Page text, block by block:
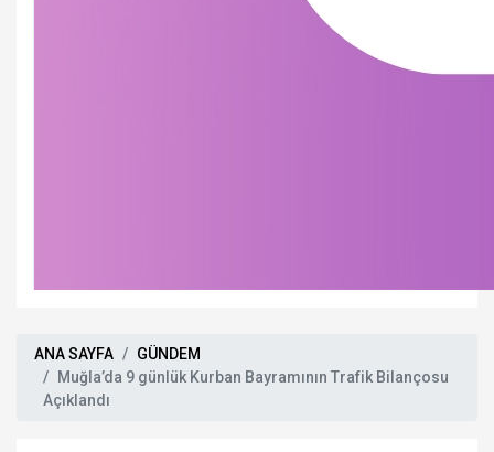
ANA SAYFA
GÜNDEM
Muğla’da 9 günlük Kurban Bayramının Trafik Bilançosu
Açıklandı